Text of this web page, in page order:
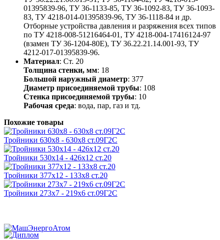
01395839-96, ТУ 36-1133-85, ТУ 36-1092-83, ТУ 36-1093-
83, ТУ 4218-014-01395839-96, ТУ 36-1118-84 и др.
Отборные устройства давления и разряжения всех типов
по ТУ 4218-008-51216464-01, ТУ 4218-004-17416124-97
(взамен ТУ 36-1204-80Е), ТУ 36.22.21.14.001-93, ТУ
4212-017-01395839-96.
Материал: Ст. 20
Толщина стенки, мм: 18
Большой наружный диаметр: 377
Диаметр присоединяемой трубы: 108
Стенка присоединяемой трубы: 10
Рабочая среда: вода, пар, газ и тд.
Похожие товары
Тройники 630х8 - 630х8 ст.09Г2С
Тройники 530х14 - 426х12 ст.20
Тройники 377х12 - 133х8 ст.20
Тройники 273х7 - 219х6 ст.09Г2С